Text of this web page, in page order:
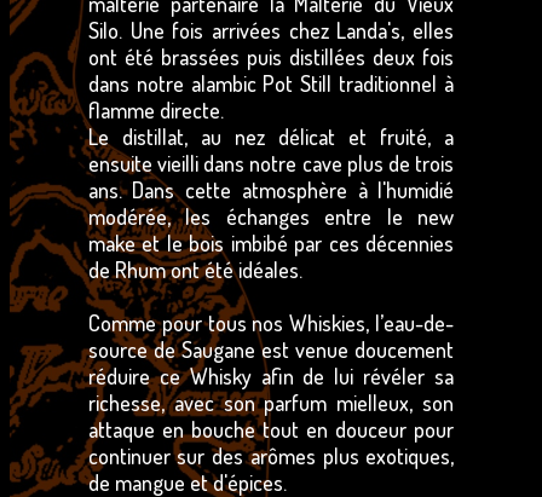
Silo. Une fois arrivées chez Landa's, elles
ont été brassées puis distillées deux fois
dans notre alambic Pot Still traditionnel à
flamme directe.
Le distillat, au nez délicat et fruité, a
ensuite vieilli dans notre cave plus de trois
ans. Dans cette atmosphère à l'humidié
modérée, les échanges entre le new
make et le bois imbibé par ces décennies
de Rhum ont été idéales.
Comme pour tous nos Whiskies, l’eau-de-
source de Saugane est venue doucement
réduire ce Whisky afin de lui révéler sa
richesse, avec son parfum mielleux, son
attaque en bouche tout en douceur pour
continuer sur des arômes plus exotiques,
de mangue et d'épices.